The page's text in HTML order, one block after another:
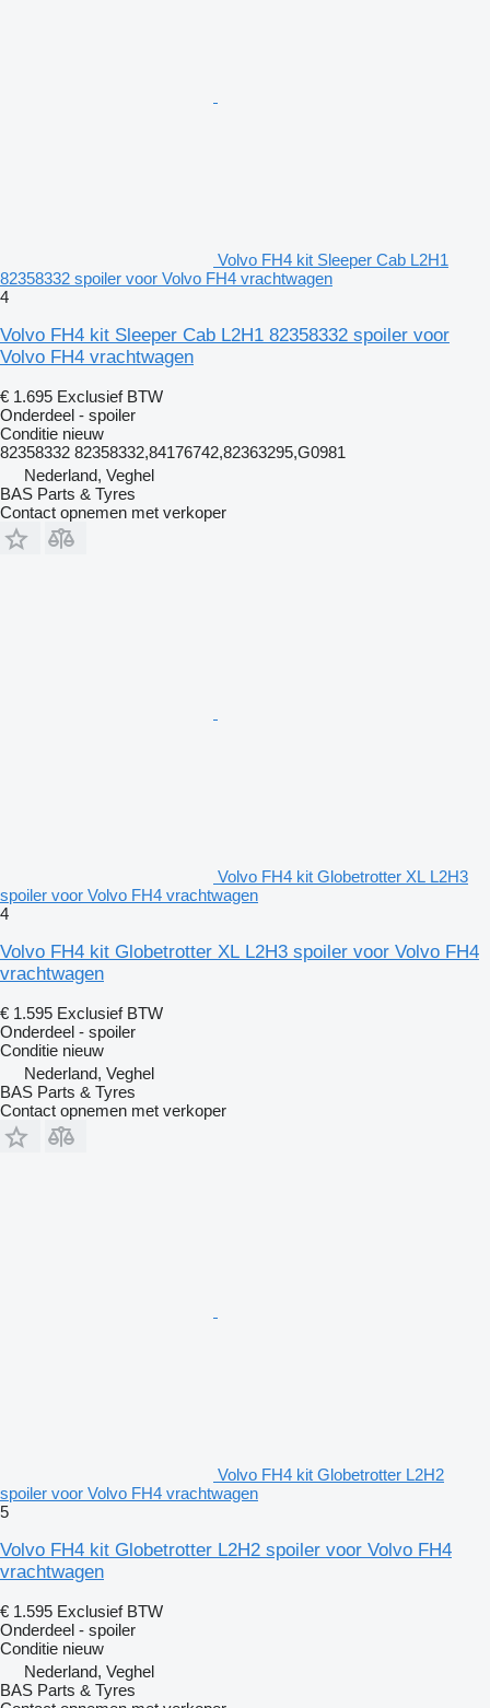
Volvo FH4 kit Sleeper Cab L2H1
82358332 spoiler voor Volvo FH4 vrachtwagen
4
Volvo FH4 kit Sleeper Cab L2H1 82358332 spoiler voor
Volvo FH4 vrachtwagen
€ 1.695 Exclusief BTW
Onderdeel - spoiler
Conditie nieuw
82358332 82358332,84176742,82363295,G0981
Nederland, Veghel
BAS Parts & Tyres
Contact opnemen met verkoper
Volvo FH4 kit Globetrotter XL L2H3
spoiler voor Volvo FH4 vrachtwagen
4
Volvo FH4 kit Globetrotter XL L2H3 spoiler voor Volvo FH4
vrachtwagen
€ 1.595 Exclusief BTW
Onderdeel - spoiler
Conditie nieuw
Nederland, Veghel
BAS Parts & Tyres
Contact opnemen met verkoper
Volvo FH4 kit Globetrotter L2H2
spoiler voor Volvo FH4 vrachtwagen
5
Volvo FH4 kit Globetrotter L2H2 spoiler voor Volvo FH4
vrachtwagen
€ 1.595 Exclusief BTW
Onderdeel - spoiler
Conditie nieuw
Nederland, Veghel
BAS Parts & Tyres